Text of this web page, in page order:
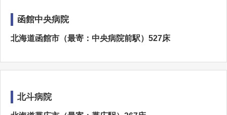
函館中央病院
北海道函館市（最寄：中央病院前駅）527床
北斗病院